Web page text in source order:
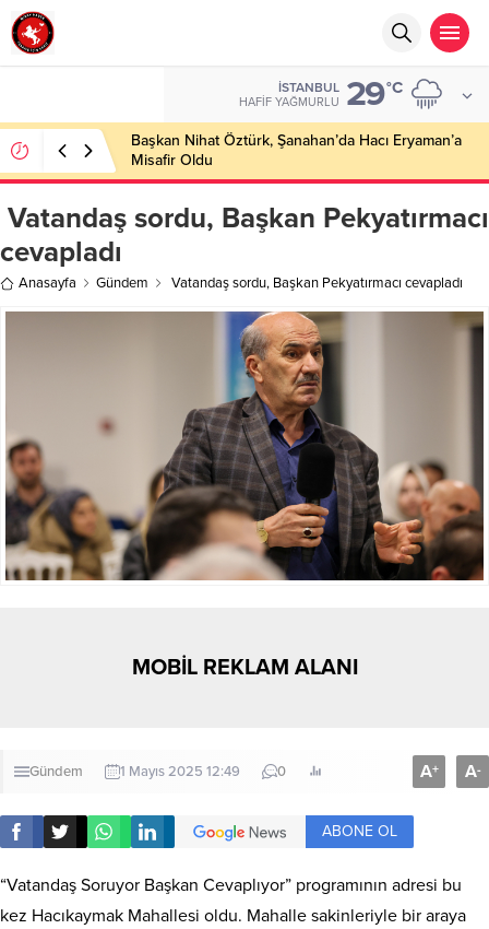
İSTANBUL
HAFIF YAĞMURLU 29°C
Başkan Nihat Öztürk, Şanahan’da Hacı Eryaman’a
Misafir Oldu
Vatandaş sordu, Başkan Pekyatırmacı
cevapladı
Anasayfa Gündem Vatandaş sordu, Başkan Pekyatırmacı cevapladı
MOBİL REKLAM ALANI
Gündem 1 Mayıs 2025 12:49 0 A+ A-
ABONE OL
“Vatandaş Soruyor Başkan Cevaplıyor” programının adresi bu
kez Hacıkaymak Mahallesi oldu. Mahalle sakinleriyle bir araya